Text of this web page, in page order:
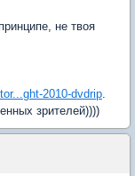
не твоя
2010-dvdrip.
зрителей))))